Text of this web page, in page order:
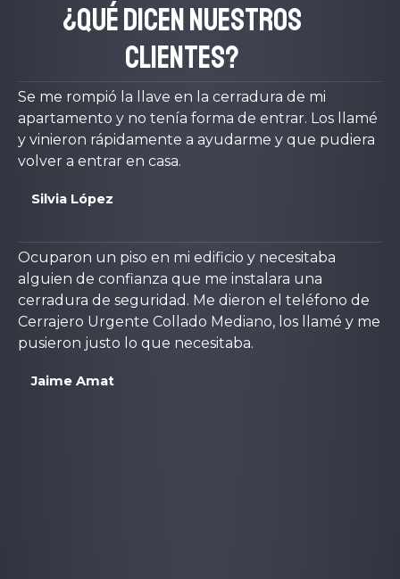
¿Qué dicen nuestros
clientes?
Se me rompió la llave en la cerradura de mi
apartamento y no tenía forma de entrar. Los llamé
y vinieron rápidamente a ayudarme y que pudiera
volver a entrar en casa.
Silvia López
Ocuparon un piso en mi edificio y necesitaba
alguien de confianza que me instalara una
cerradura de seguridad. Me dieron el teléfono de
Cerrajero Urgente Collado Mediano, los llamé y me
pusieron justo lo que necesitaba.
Jaime Amat